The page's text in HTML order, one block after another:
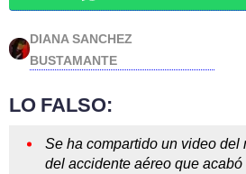
DIANA SANCHEZ
BUSTAMANTE
LO FALSO:
Se ha compartido un video del
del accidente aéreo que